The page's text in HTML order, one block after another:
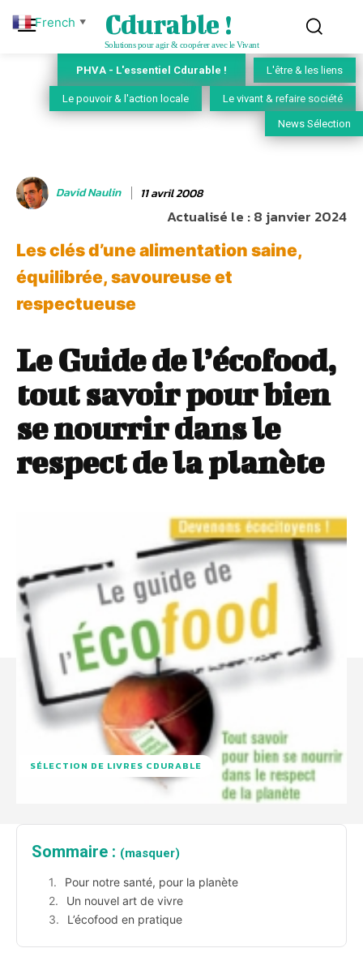
Cdurable !
Solutions pour agir & coopérer avec le Vivant
PHVA - L'essentiel Cdurable ! L'être & les liens
Le pouvoir & l'action locale Le vivant & refaire société
News Sélection
David Naulin 11 avril 2008
Actualisé le :8 janvier 2024
Les clés d’une alimentation saine,
équilibrée, savoureuse et
respectueuse
Le Guide de l’écofood,
tout savoir pour bien
se nourrir dans le
respect de la planète
SÉLECTION DE LIVRES CDURABLE
Sommaire : (masquer)
Pour notre santé, pour la planète
Un nouvel art de vivre
L’écofood en pratique
French ▼